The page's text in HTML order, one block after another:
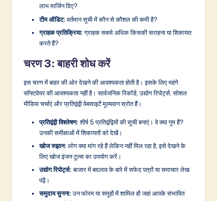
लाभ मार्जिन दिए?
टीम ऑडिट:वर्तमान सूची में कौन से कौशल की कमी है?
ग्राहक प्रतिक्रिया:ग्राहक सबसे अधिक किसकी सराहना या शिकायत
करते हैं?
चरण 3: बाहरी शोध करें
इस चरण में बाहर की ओर देखने की आवश्यकता होती है। इसके लिए महंगे
सॉफ्टवेयर की आवश्यकता नहीं है। सार्वजनिक रिकॉर्ड, उद्योग रिपोर्ट्स, सोशल
मीडिया चर्चाएं और प्रतिद्वंद्वी वेबसाइटें मूल्यवान स्रोत हैं।
प्रतिद्वंद्वी विश्लेषण:शीर्ष 5 प्रतिद्वंद्वियों की सूची बनाएं। वे क्या गुम हैं?
उनकी समीक्षाओं में शिकायतों को देखें।
खोज रुझान:लोग क्या मांग रहे हैं लेकिन नहीं मिल रहा है, इसे देखने के
लिए खोज इंजन टूल्स का उपयोग करें।
उद्योग रिपोर्ट्स:बाजार में बदलाव के बारे में सफेद पत्रों या समाचार लेख
पढ़ें।
समुदाय सुनना:उन फोरम या समूहों में शामिल हों जहां आपके संभावित